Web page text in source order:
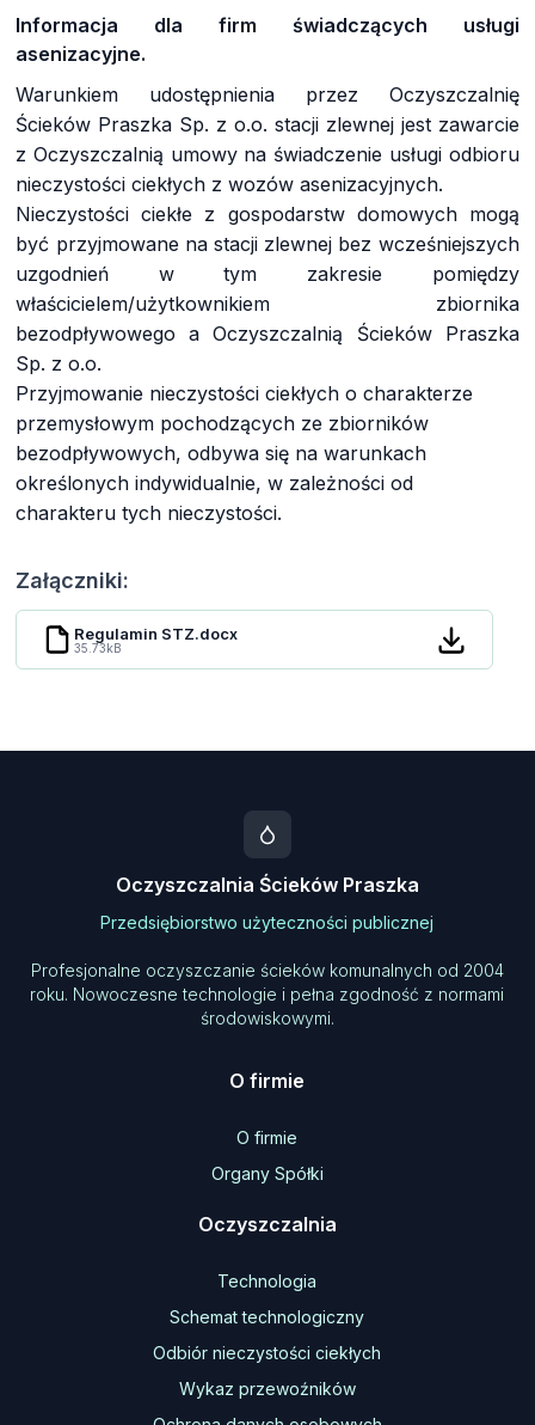
Informacja dla firm świadczących usługi
asenizacyjne.
Warunkiem udostępnienia przez Oczyszczalnię
Ścieków Praszka Sp. z o.o. stacji zlewnej jest zawarcie
z Oczyszczalnią umowy na świadczenie usługi odbioru
nieczystości ciekłych z wozów asenizacyjnych.
Nieczystości ciekłe z gospodarstw domowych mogą
być przyjmowane na stacji zlewnej bez wcześniejszych
uzgodnień w tym zakresie pomiędzy
właścicielem/użytkownikiem zbiornika
bezodpływowego a Oczyszczalnią Ścieków Praszka
Sp. z o.o.
Przyjmowanie nieczystości ciekłych o charakterze
przemysłowym pochodzących ze zbiorników
bezodpływowych, odbywa się na warunkach
określonych indywidualnie, w zależności od
charakteru tych nieczystości.
Załączniki:
Regulamin STZ.docx
35.73kB
Oczyszczalnia Ścieków Praszka
Przedsiębiorstwo użyteczności publicznej
Profesjonalne oczyszczanie ścieków komunalnych od 2004
roku. Nowoczesne technologie i pełna zgodność z normami
środowiskowymi.
O firmie
O firmie
Organy Spółki
Oczyszczalnia
Technologia
Schemat technologiczny
Odbiór nieczystości ciekłych
Wykaz przewoźników